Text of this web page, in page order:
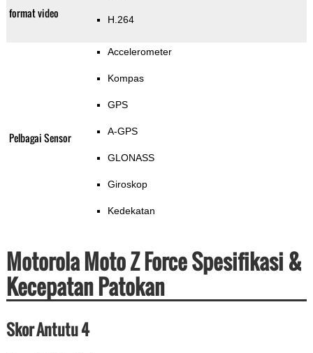
format video H.264
Pelbagai Sensor
Accelerometer
Kompas
GPS
A-GPS
GLONASS
Giroskop
Kedekatan
Motorola Moto Z Force Spesifikasi &
Kecepatan Patokan
Skor Antutu 4